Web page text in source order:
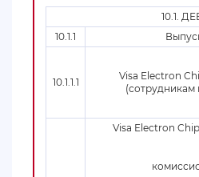
10.1.
10.1.1
10.1.1.1
Visa Electron
(сотрудникам
Visa Electron